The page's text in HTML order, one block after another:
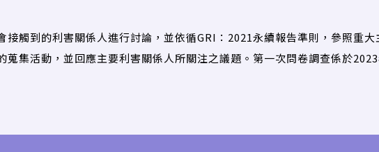
觸到的利害關係人進行討論，並依循GRI：2021永續報告準則，參照重
集活動，並回應主要利害關係人所關注之議題。第一次問卷調查係於